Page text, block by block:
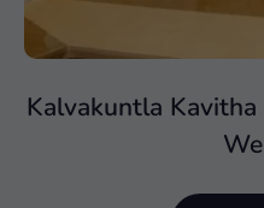
Kalvakuntla